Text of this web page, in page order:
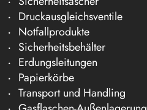
Druckausgleichsventile
Notfallprodukte
Sicherheitsbehälter
Erdungsleitungen
Papierkörbe
Transport und Handling